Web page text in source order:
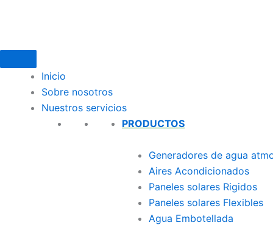
Inicio
Sobre nosotros
Nuestros servicios
PRODUCTOS
Generadores de agua
Aires Acondicionados
Paneles solares Rigidos
Paneles solares Flexibles
Agua Embotellada